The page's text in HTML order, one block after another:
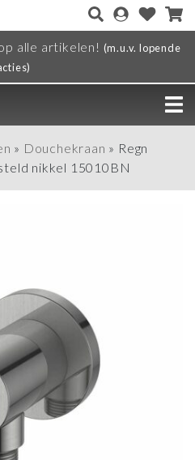
alle artikelen! (m.u.v. lopende
» Douchekraan » Regn
nikkel 15010BN